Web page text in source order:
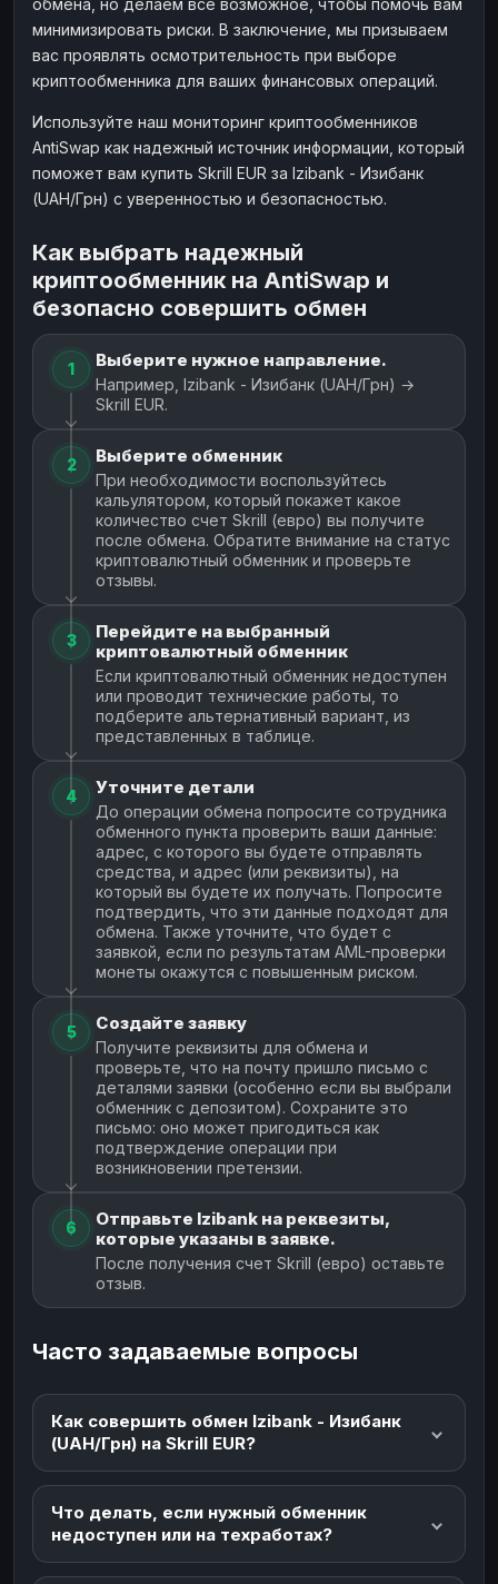
минимизировать риски. В заключение, мы призываем
вас проявлять осмотрительность при выборе
криптообменника для ваших финансовых операций.
Используйте наш мониторинг криптообменников
AntiSwap как надежный источник информации, который
поможет вам купить Skrill EUR за Izibank - Изибанк
(UAH/Грн) с уверенностью и безопасностью.
Как выбрать надежный
криптообменник на AntiSwap и
безопасно совершить обмен
1 Выберите нужное направление.
Например, Izibank - Изибанк (UAH/Грн) →
Skrill EUR.
2 Выберите обменник
При необходимости воспользуйтесь
кальулятором, который покажет какое
количество счет Skrill (евро) вы получите
после обмена. Обратите внимание на статус
криптовалютный обменник и проверьте
отзывы.
3
Перейдите на выбранный
криптовалютный обменник
Если криптовалютный обменник недоступен
или проводит технические работы, то
подберите альтернативный вариант, из
представленных в таблице.
4 Уточните детали
До операции обмена попросите сотрудника
обменного пункта проверить ваши данные:
адрес, с которого вы будете отправлять
средства, и адрес (или реквизиты), на
который вы будете их получать. Попросите
подтвердить, что эти данные подходят для
обмена. Также уточните, что будет с
заявкой, если по результатам AML-проверки
монеты окажутся с повышенным риском.
5 Создайте заявку
Получите реквизиты для обмена и
проверьте, что на почту пришло письмо с
деталями заявки (особенно если вы выбрали
обменник с депозитом). Сохраните это
письмо: оно может пригодиться как
подтверждение операции при
возникновении претензии.
6
Отправьте Izibank на реквезиты,
которые указаны в заявке.
После получения счет Skrill (евро) оставьте
отзыв.
Часто задаваемые вопросы
Как совершить обмен Izibank - Изибанк
(UAH/Грн) на Skrill EUR?
Что делать, если нужный обменник
недоступен или на техработах?